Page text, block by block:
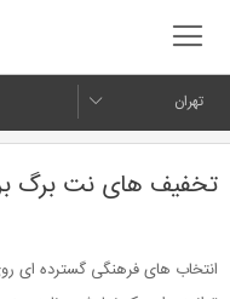
تهران
تخفیف های نت برگ
انتخاب های فرهنگی گسترده ای